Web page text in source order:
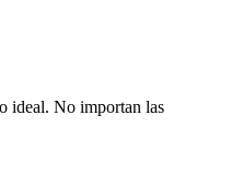
ideal. No importan las